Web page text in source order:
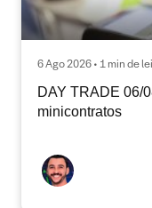
6 Ago 2026 • 1 min de
DAY TRADE 06/
minicontratos